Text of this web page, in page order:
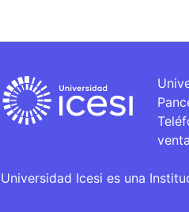
Icesi es una